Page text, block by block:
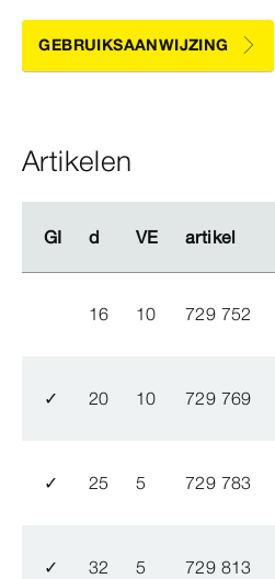
GEBRUIKSAANWIJZING
Artikelen
GI d VE artikel
GI d VE artikel
16 10 729 752
✓ 20 10 729 769
✓ 25 5 729 783
✓ 32 5 729 813